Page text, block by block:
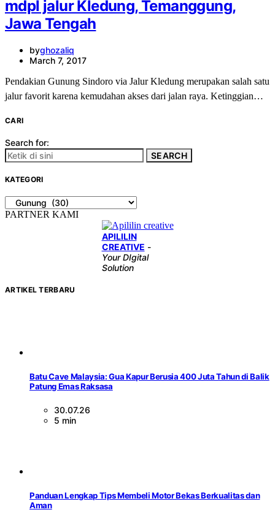
mdpl jalur Kledung, Temanggung,
Jawa Tengah
byghozaliq
March 7, 2017
Pendakian Gunung Sindoro via Jalur Kledung merupakan salah satu
jalur favorit karena kemudahan akses dari jalan raya. Ketinggian…
CARI
Search for:
SEARCH
KATEGORI
KATEGORI
PARTNER KAMI
APILILIN
CREATIVE -
Your DIgital
Solution
ARTIKEL TERBARU
Batu Cave Malaysia: Gua Kapur Berusia 400 Juta Tahun di Balik
Patung Emas Raksasa
30.07.26
5 min
Panduan Lengkap Tips Membeli Motor Bekas Berkualitas dan
Aman